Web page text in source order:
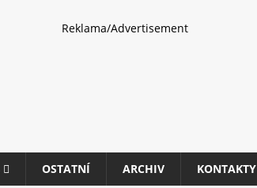
Reklama/Advertisement
OSTATNÍ ARCHIV KONTAKTY